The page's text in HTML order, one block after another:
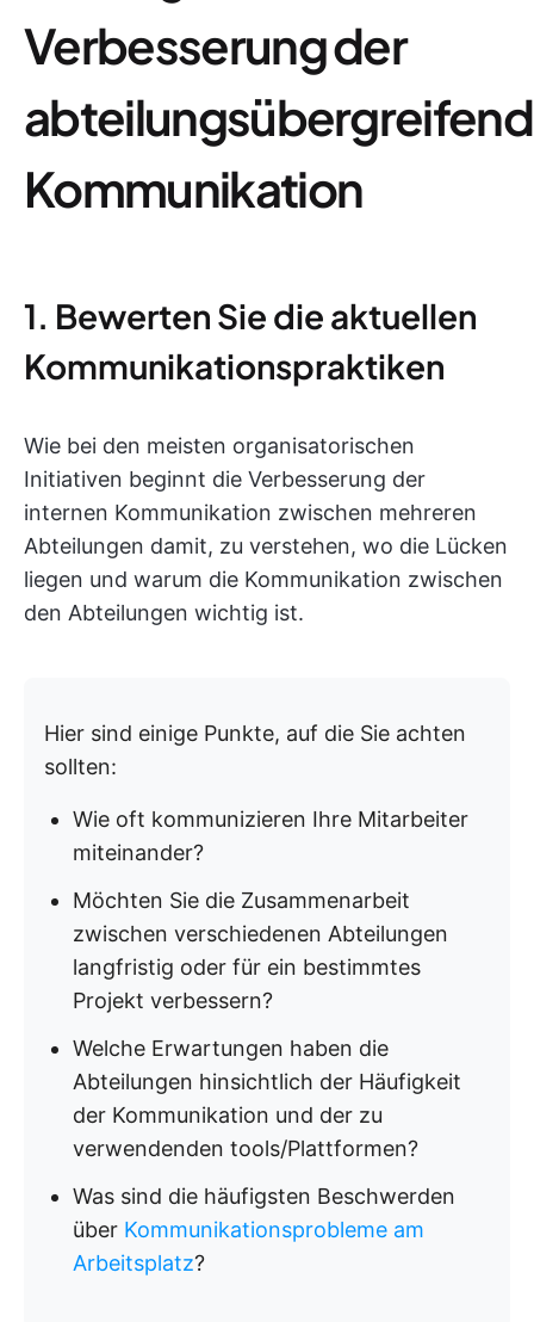
Verbesserung der
Kommunikation
1. Bewerten Sie die aktuellen
Kommunikationspraktiken
Wie bei den meisten organisatorischen
Initiativen beginnt die Verbesserung der
internen Kommunikation zwischen mehreren
Abteilungen damit, zu verstehen, wo die Lücken
liegen und warum die Kommunikation zwischen
den Abteilungen wichtig ist.
Hier sind einige Punkte, auf die Sie achten
sollten:
Wie oft kommunizieren Ihre Mitarbeiter
miteinander?
Möchten Sie die Zusammenarbeit
zwischen verschiedenen Abteilungen
langfristig oder für ein bestimmtes
Projekt verbessern?
Welche Erwartungen haben die
Abteilungen hinsichtlich der Häufigkeit
der Kommunikation und der zu
verwendenden tools/Plattformen?
Was sind die häufigsten Beschwerden
über Kommunikationsprobleme am
Arbeitsplatz?